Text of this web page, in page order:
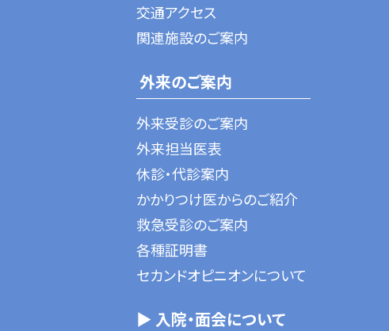
交通アクセス
関連施設のご案内
外来のご案内
外来受診のご案内
外来担当医表
休診・代診案内
かかりつけ医からのご紹介
救急受診のご案内
各種証明書
セカンドオピニオンについて
▶ 入院・面会について